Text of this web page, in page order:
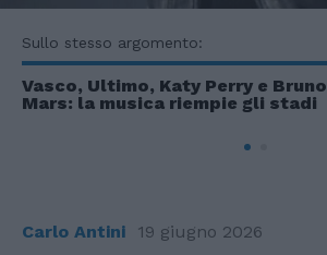
Sullo stesso argomento:
Vasco, Ultimo, Katy Perry e Bruno
Mars: la musica riempie gli stadi
Carlo Antini 19 giugno 2026